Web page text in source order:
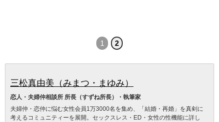
1 2
三松真由美（みまつ・まゆみ）
恋人・夫婦仲相談所 所長（すずね所長）・執筆家
夫婦仲・恋仲に悩む女性会員1万3000名を集め、「結婚・再婚」を真剣に
考えるコミュニティーを展開。セックスレス・ED・女性の性機能に詳し